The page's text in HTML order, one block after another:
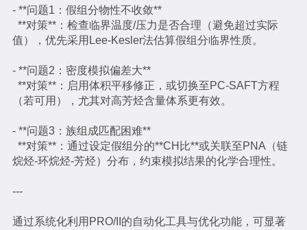
- **问题1：假组分物性不收敛**
**对策**：检查临界温度/压力是否合理（避免超过实际
值），优先采用Lee-Kesler法估算假组分临界性质。
- **问题2：密度模拟偏差大**
**对策**：启用体积平移修正，或切换至PC-SAFT方程
（若可用），尤其对高芳烃含量体系更有效。
- **问题3：族组成匹配困难**
**对策**：通过设定假组分的**CH比**或关联至PNA（链
烷烃-环烷烃-芳烃）分布，约束模拟结果的化学合理性。
---
通过系统化利用PRO/II的自动化工具与优化功能，可显著